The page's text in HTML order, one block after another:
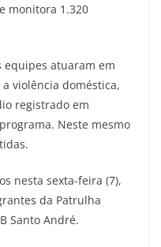
monitora 1.320
equipes atuaram em
violência doméstica,
registrado em
Neste mesmo
nesta sexta-feira (7),
da Patrulha
Santo André.